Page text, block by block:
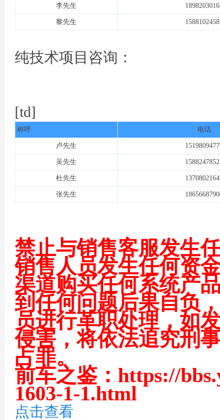
李先生
黎先生
纯技术项目咨询：
[td]
称呼 电话
卢先生
吴先生
杜先生
张先生
禁止与销售客服发生
销售人员发生任何资
渠道购买任何系统产
到任何问题后果自负
员进行革职处理，如
侵害，将依法追究刑
占罪。
前车之鉴： https://
1603-1-1.html
点击查看